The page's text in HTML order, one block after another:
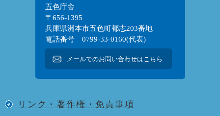
五色庁舎
〒656-1395
兵庫県洲本市五色町都志203番地
電話番号 0799-33-0160(代表)
メールでのお問い合わせはこちら
リンク・著作権・免責事項